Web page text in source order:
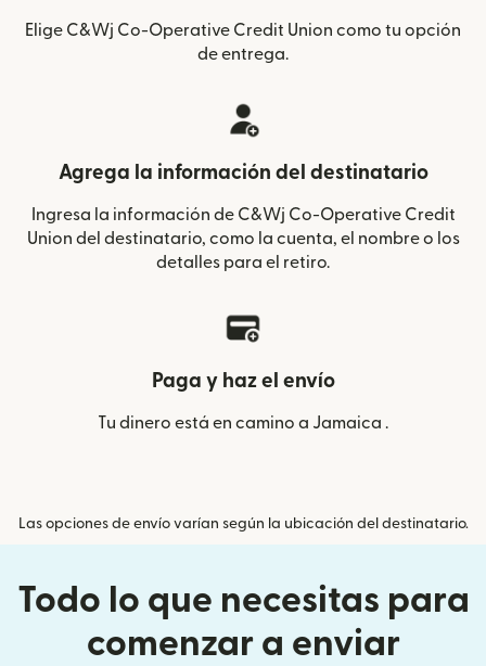
Elige C&Wj Co-Operative Credit Union como tu opción
de entrega.
Agrega la información del destinatario
Ingresa la información de C&Wj Co-Operative Credit
Union del destinatario, como la cuenta, el nombre o los
detalles para el retiro.
Paga y haz el envío
Tu dinero está en camino a Jamaica .
Las opciones de envío varían según la ubicación del destinatario.
Todo lo que necesitas para
comenzar a enviar